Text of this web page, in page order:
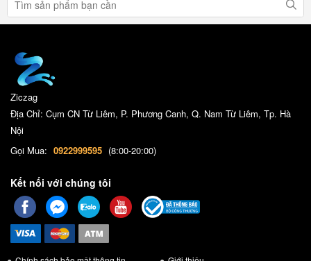
Ziczag
Địa Chỉ: Cụm CN Từ Liêm, P. Phương Canh, Q. Nam Từ Liêm, Tp. Hà
Nội
Gọi Mua: 0922999595 (8:00-20:00)
Kết nối với chúng tôi